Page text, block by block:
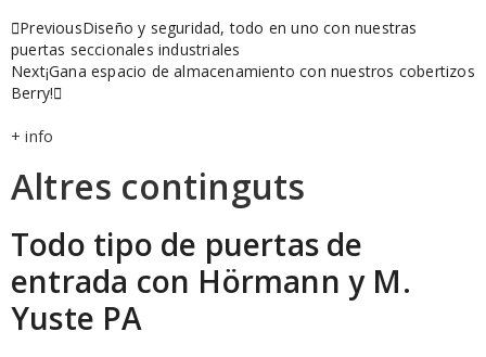
PreviousDiseño y seguridad, todo en uno con nuestras
puertas seccionales industriales
Next¡Gana espacio de almacenamiento con nuestros cobertizos
Berry!
+ info
Altres continguts
Todo tipo de puertas de
entrada con Hörmann y M.
Yuste PA